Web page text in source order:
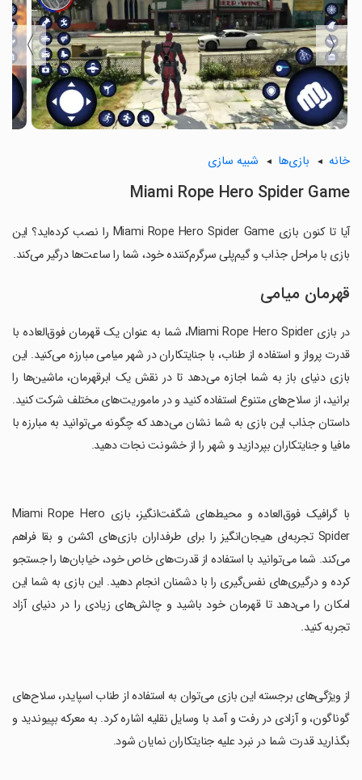
〈
〉
خانه بازی‌ها شبیه سازی
Miami Rope Hero Spider Game
آیا تا کنون بازی Miami Rope Hero Spider Game را نصب کرده‌اید؟ این
بازی با مراحل جذاب و گیم‌پلی سرگرم‌کننده خود، شما را ساعت‌ها درگیر می‌کند.
قهرمان میامی
در بازی Miami Rope Hero Spider، شما به عنوان یک قهرمان فوق‌العاده با
قدرت پرواز و استفاده از طناب، با جنایتکاران در شهر میامی مبارزه می‌کنید. این
بازی دنیای باز به شما اجازه می‌دهد تا در نقش یک ابرقهرمان، ماشین‌ها را
برانید، از سلاح‌های متنوع استفاده کنید و در ماموریت‌های مختلف شرکت کنید.
داستان جذاب این بازی به شما نشان می‌دهد که چگونه می‌توانید به مبارزه با
مافیا و جنایتکاران بپردازید و شهر را از خشونت نجات دهید.
‏با گرافیک فوق‌العاده و محیط‌های شگفت‌انگیز، بازی Miami Rope Hero
Spider تجربه‌ای هیجان‌انگیز را برای طرفداران بازی‌های اکشن و بقا فراهم
می‌کند. شما می‌توانید با استفاده از قدرت‌های خاص خود، خیابان‌ها را جستجو
کرده و درگیری‌های نفس‌گیری را با دشمنان انجام دهید. این بازی به شما این
امکان را می‌دهد تا قهرمان خود باشید و چالش‌های زیادی را در دنیای آزاد
تجربه کنید.
‏از ویژگی‌های برجسته این بازی می‌توان به استفاده از طناب اسپایدر، سلاح‌های
گوناگون، و آزادی در رفت و آمد با وسایل نقلیه اشاره کرد. به معرکه بپیوندید و
بگذارید قدرت شما در نبرد علیه جنایتکاران نمایان شود.